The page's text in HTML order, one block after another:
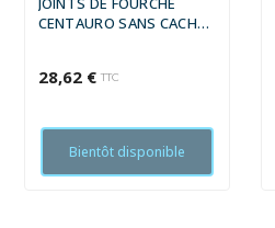
CENTAURO SANS CACHE-
28,62 € TTC
Bientôt disponible